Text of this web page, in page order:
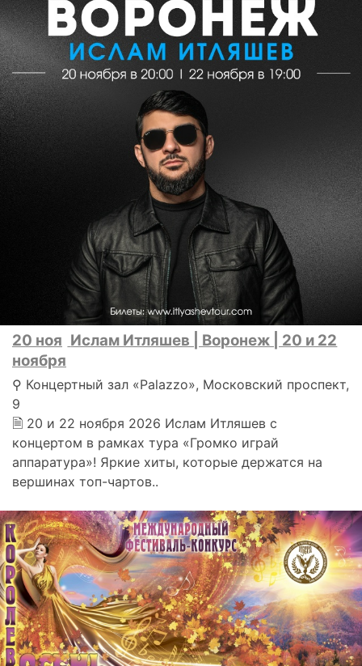
20 ноя Ислам Итляшев | Воронеж | 20 и 22
ноября
⚲ Концертный зал «Palazzo», Московский проспект,
9
🗎 20 и 22 ноября 2026 Ислам Итляшев с
концертом в рамках тура «Громко играй
аппаратура»! Яркие хиты, которые держатся на
вершинах топ-чартов..